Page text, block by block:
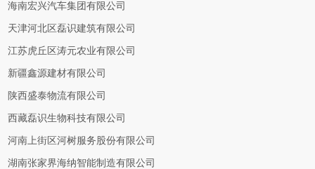
海南宏兴汽车集团有限公司
天津河北区磊识建筑有限公司
江苏虎丘区涛元农业有限公司
新疆鑫源建材有限公司
陕西盛泰物流有限公司
西藏磊识生物科技有限公司
河南上街区河树服务股份有限公司
湖南张家界海纳智能制造有限公司